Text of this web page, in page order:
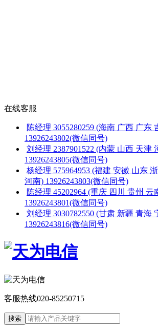
在线客服
陈经理 3055280259 (海南 广西 广东
13926243802(微信同号)
刘经理 2387901522 (内蒙 山西 天津
13926243805(微信同号)
杨经理 575964953 (福建 安徽 山东
河南) 13926243803(微信同号)
陈经理 45202964 (重庆 四川 贵州 云
13926243801(微信同号)
刘经理 3030782550 (甘肃 新疆 青海
13926243816(微信同号)
客服热线020-85250715